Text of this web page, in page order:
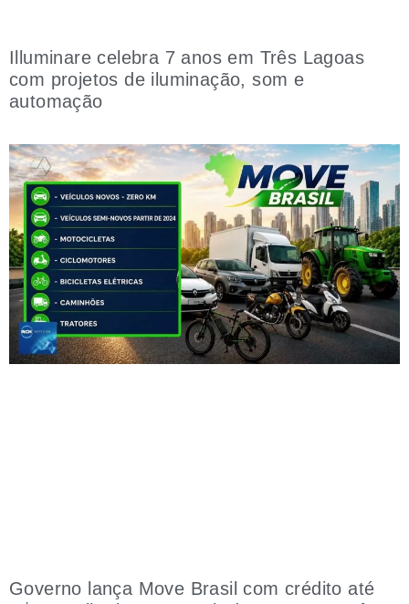
Illuminare celebra 7 anos em Três Lagoas
com projetos de iluminação, som e
automação
Governo lança Move Brasil com crédito até